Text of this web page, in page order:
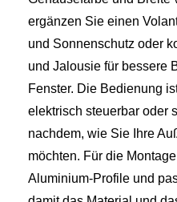
ergänzen Sie einen
und Sonnenschutz oder
und Jalousie für bessere
Fenster. Die Bedienung
elektrisch steuerbar oder
nachdem, wie Sie Ihre
möchten. Für die
Aluminium‑Profile und